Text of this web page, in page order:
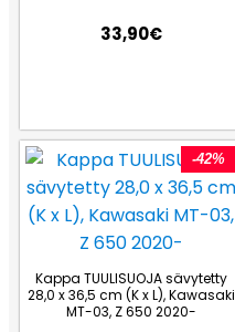
33,90€
-42%
Kappa TUULISUOJA sävytetty
28,0 x 36,5 cm (K x L), Kawasaki
MT-03, Z 650 2020-